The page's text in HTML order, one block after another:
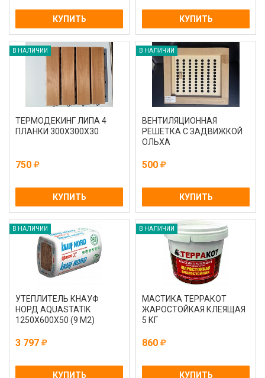
КУПИТЬ КУПИТЬ
В НАЛИЧИИ
ТЕРМОДЕКИНГ ЛИПА 4
ПЛАНКИ 300Х300Х30
750
КУПИТЬ
В НАЛИЧИИ
ВЕНТИЛЯЦИОННАЯ
РЕШЕТКА С ЗАДВИЖКОЙ
ОЛЬХА
500
КУПИТЬ
В НАЛИЧИИ
УТЕПЛИТЕЛЬ КНАУФ
НОРД AQUASTATIK
1250Х600Х50 (9 М2)
3 797
КУПИТЬ
В НАЛИЧИИ
МАСТИКА ТЕРРАКОТ
ЖАРОСТОЙКАЯ КЛЕЯЩАЯ
5 КГ
860
КУПИТЬ